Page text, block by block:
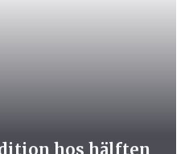
hos hälften